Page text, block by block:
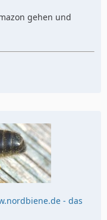
gehen und
- das